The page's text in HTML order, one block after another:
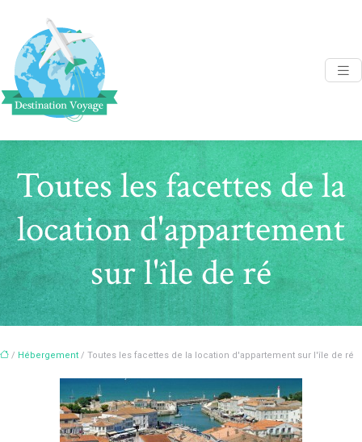
Toutes les facettes de la
location d'appartement
sur l'île de ré
/ Hébergement / Toutes les facettes de la location d'appartement sur l'île de ré